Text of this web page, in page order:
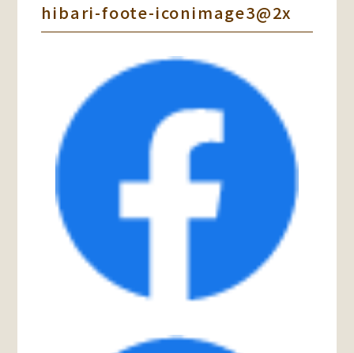
hibari-foote-iconimage3@2x